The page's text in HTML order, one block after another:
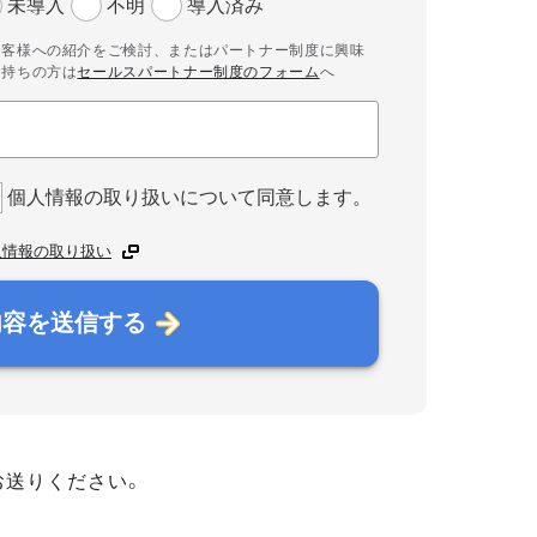
未導入 不明 導入済み
様への紹介をご検討、またはパートナー制度に興味
ちの方はセールスパートナー制度のフォームへ
個人情報の取り扱いについて同意します。
報の取り扱い
を送信する
りください。